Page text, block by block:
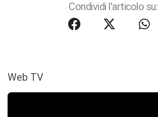
Condividi l'articolo su:
Web TV